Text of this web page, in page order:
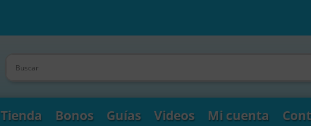
Tienda Bonos Guías Videos Mi cuenta